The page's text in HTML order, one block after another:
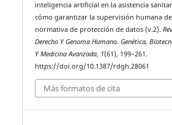
inteligencia artificial en la asistencia
cómo garantizar la supervisión humana
normativa de protección de datos (v.2).
Derecho Y Genoma Humano. Genética,
Y Medicina Avanzada, 1(61), 199–261.
https://doi.org/10.1387/rdgh.28061
Más formatos de cita